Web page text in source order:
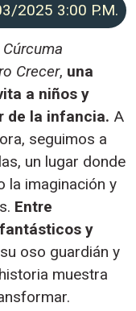
2025 3:00 P.M.
Cúrcuma
Crecer, una
a niños y
de la infancia. A
seguimos a
un lugar donde
la imaginación y
Entre
y
oso guardián y
muestra